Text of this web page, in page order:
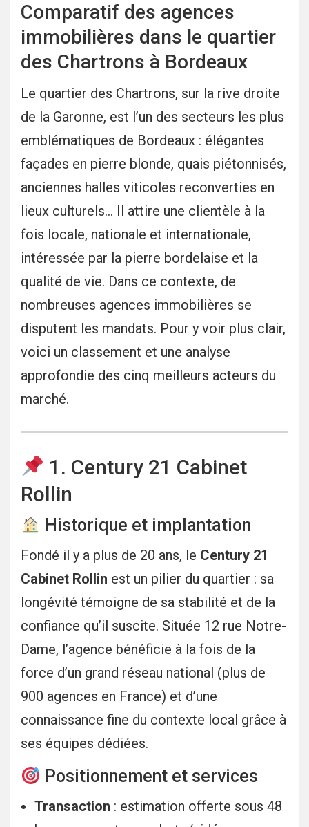
Comparatif des agences
immobilières dans le quartier
des Chartrons à Bordeaux
Le quartier des Chartrons, sur la rive droite
de la Garonne, est l’un des secteurs les plus
emblématiques de Bordeaux : élégantes
façades en pierre blonde, quais piétonnisés,
anciennes halles viticoles reconverties en
lieux culturels… Il attire une clientèle à la
fois locale, nationale et internationale,
intéressée par la pierre bordelaise et la
qualité de vie. Dans ce contexte, de
nombreuses agences immobilières se
disputent les mandats. Pour y voir plus clair,
voici un classement et une analyse
approfondie des cinq meilleurs acteurs du
marché.
1. Century 21 Cabinet
Rollin
Historique et implantation
Fondé il y a plus de 20 ans, le Century 21
Cabinet Rollin est un pilier du quartier : sa
longévité témoigne de sa stabilité et de la
confiance qu’il suscite. Située 12 rue Notre-
Dame, l’agence bénéficie à la fois de la
force d’un grand réseau national (plus de
900 agences en France) et d’une
connaissance fine du contexte local grâce à
ses équipes dédiées.
Positionnement et services
Transaction : estimation offerte sous 48